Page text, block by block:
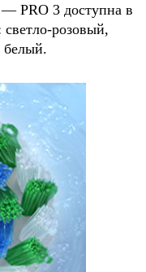
PRO 3 доступна в
розовый,
белый.